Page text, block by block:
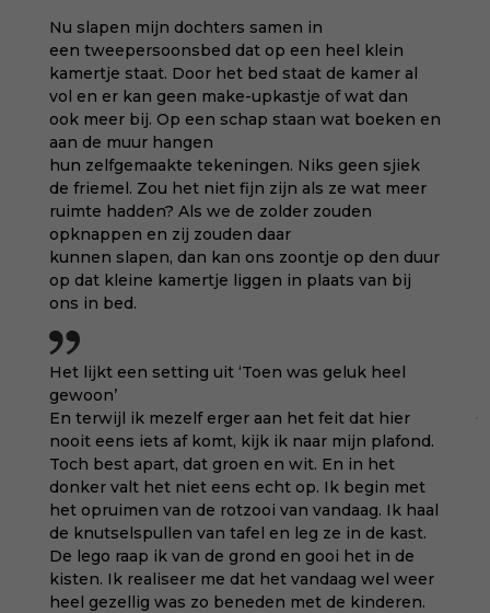
Nu slapen mijn dochters samen in
een tweepersoonsbed dat op een heel klein
kamertje staat. Door het bed staat de kamer al
vol en er kan geen make-upkastje of wat dan
ook meer bij. Op een schap staan wat boeken en
aan de muur hangen
hun zelfgemaakte tekeningen. Niks geen sjiek
de friemel. Zou het niet fijn zijn als ze wat meer
ruimte hadden? Als we de zolder zouden
opknappen en zij zouden daar
kunnen slapen, dan kan ons zoontje op den duur
op dat kleine kamertje liggen in plaats van bij
ons in bed.
Het lijkt een setting uit ‘Toen was geluk heel
gewoon’
En terwijl ik mezelf erger aan het feit dat hier
nooit eens iets af komt, kijk ik naar mijn plafond.
Toch best apart, dat groen en wit. En in het
donker valt het niet eens echt op. Ik begin met
het opruimen van de rotzooi van vandaag. Ik haal
de knutselspullen van tafel en leg ze in de kast.
De lego raap ik van de grond en gooi het in de
kisten. Ik realiseer me dat het vandaag wel weer
heel gezellig was zo beneden met de kinderen.